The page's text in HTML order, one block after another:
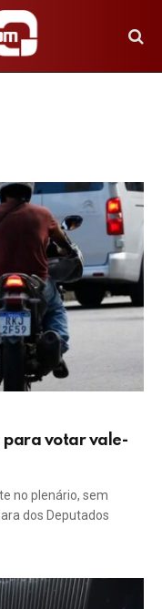
para votar vale-
no plenário, sem
dos Deputados